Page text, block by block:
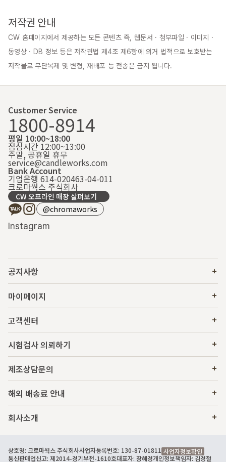
저작권 안내
CW 홈페이지에서 제공하는 모든 콘텐츠 즉, 웹문서 · 첨부파일 · 이미지 ·
동영상 · DB 정보 등은 저작권법 제4조 제6항에 의거 법적으로 보호받는
저작물로 무단복제 및 변형, 재배포 등 전송은 금지 됩니다.
Customer Service
1800-8914
평일 10:00~18:00
점심시간 12:00~13:00
주말, 공휴일 휴무
service@candleworks.com
Bank Account
기업은행 614-020463-04-011
크로마웍스 주식회사
CW 오프라인 매장 살펴보기
@chromaworks
Instagram
공지사항
마이페이지
고객센터
시험검사 의뢰하기
제조상담문의
해외 배송료 안내
회사소개
상호명: 크로마웍스 주식회사사업자등록번호: 130-87-01811 사업자정보확인
통신판매업신고: 제2014-경기부천-1610호대표자: 장혜경개인정보책임자: 김경철